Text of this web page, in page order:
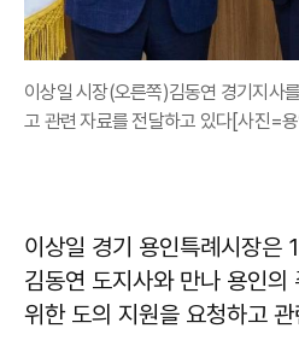
이상일 시장(오른쪽)김동연 경기지사
고 관련 자료를 전달하고 있다[사진=
이상일 경기 용인특례시장은
김동연 도지사와 만나 용인의
위한 도의 지원을 요청하고